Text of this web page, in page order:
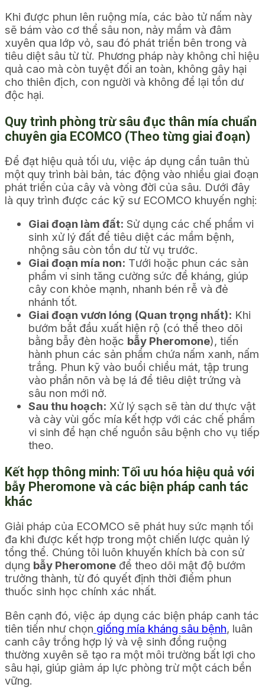
Khi được phun lên ruộng mía, các bào tử nấm này
sẽ bám vào cơ thể sâu non, nảy mầm và đâm
xuyên qua lớp vỏ, sau đó phát triển bên trong và
tiêu diệt sâu từ từ. Phương pháp này không chỉ hiệu
quả cao mà còn tuyệt đối an toàn, không gây hại
cho thiên địch, con người và không để lại tồn dư
độc hại.
Quy trình phòng trừ sâu đục thân mía chuẩn
chuyên gia ECOMCO (Theo từng giai đoạn)
Để đạt hiệu quả tối ưu, việc áp dụng cần tuân thủ
một quy trình bài bản, tác động vào nhiều giai đoạn
phát triển của cây và vòng đời của sâu. Dưới đây
là quy trình được các kỹ sư ECOMCO khuyến nghị:
Giai đoạn làm đất: Sử dụng các chế phẩm vi
sinh xử lý đất để tiêu diệt các mầm bệnh,
nhộng sâu còn tồn dư từ vụ trước.
Giai đoạn mía non: Tưới hoặc phun các sản
phẩm vi sinh tăng cường sức đề kháng, giúp
cây con khỏe mạnh, nhanh bén rễ và đẻ
nhánh tốt.
Giai đoạn vươn lóng (Quan trọng nhất): Khi
bướm bắt đầu xuất hiện rộ (có thể theo dõi
bằng bẫy đèn hoặc bẫy Pheromone), tiến
hành phun các sản phẩm chứa nấm xanh, nấm
trắng. Phun kỹ vào buổi chiều mát, tập trung
vào phần nõn và bẹ lá để tiêu diệt trứng và
sâu non mới nở.
Sau thu hoạch: Xử lý sạch sẽ tàn dư thực vật
và cày vùi gốc mía kết hợp với các chế phẩm
vi sinh để hạn chế nguồn sâu bệnh cho vụ tiếp
theo.
Kết hợp thông minh: Tối ưu hóa hiệu quả với
bẫy Pheromone và các biện pháp canh tác
khác
Giải pháp của ECOMCO sẽ phát huy sức mạnh tối
đa khi được kết hợp trong một chiến lược quản lý
tổng thể. Chúng tôi luôn khuyến khích bà con sử
dụng bẫy Pheromone để theo dõi mật độ bướm
trưởng thành, từ đó quyết định thời điểm phun
thuốc sinh học chính xác nhất.
Bên cạnh đó, việc áp dụng các biện pháp canh tác
tiên tiến như chọn giống mía kháng sâu bệnh, luân
canh cây trồng hợp lý và vệ sinh đồng ruộng
thường xuyên sẽ tạo ra một môi trường bất lợi cho
sâu hại, giúp giảm áp lực phòng trừ một cách bền
vững.